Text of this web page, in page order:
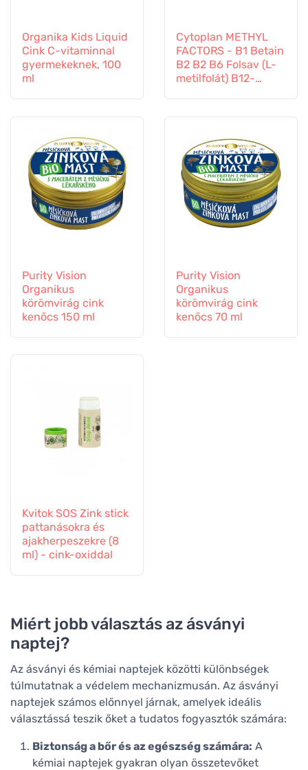
Organika Kids Liquid
Cink C-vitaminnal
gyermekeknek, 100
ml
Cytoplan METHYL
FACTORS - B1 Betain
B2 B2 B6 Folsav (L-
metilfolát) B12-
Purity Vision
Organikus
körömvirág cink
kenőcs 150 ml
Purity Vision
Organikus
körömvirág cink
kenőcs 70 ml
Kvitok SOS Zink stick
pattanásokra és
ajakherpeszekre (8
ml) - cink-oxiddal
Miért jobb választás az ásványi
naptej?
Az ásványi és kémiai naptejek közötti különbségek
túlmutatnak a védelem mechanizmusán. Az ásványi
naptejek számos előnnyel járnak, amelyek ideális
választássá teszik őket a tudatos fogyasztók számára:
Biztonság a bőr és az egészség számára: A
kémiai naptejek gyakran olyan összetevőket